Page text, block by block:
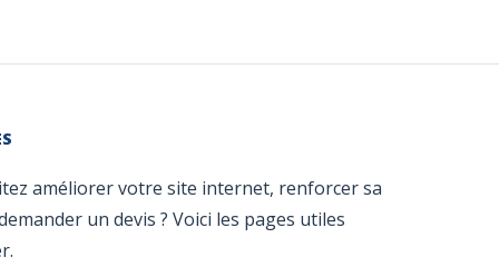
améliorer votre site internet, renforcer sa
un devis ? Voici les pages utiles